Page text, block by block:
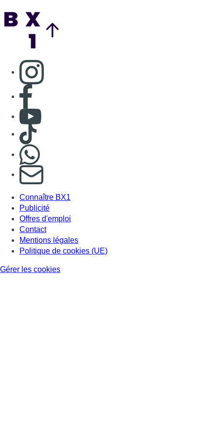
Consulter page Instagram
Consulter page Facebook
Consulter Youtube
Consulter TikTok
S'abonner à notre newsletter
Connaître BX1
Publicité
Offres d'emploi
Contact
Mentions légales
Politique de cookies (UE)
Gérer les cookies